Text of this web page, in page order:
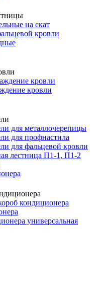
на скат
кровли
кровли
кровли
для металлочерепицы
для профнастила
для фальцевой кровли
лестница П1-1, П1-2
кондиционера
универсальная